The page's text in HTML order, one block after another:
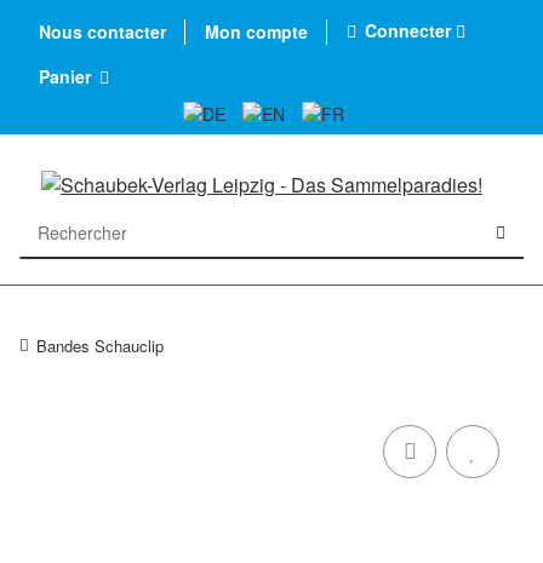
Nous contacter Mon compte
Connecter
Panier
Bandes Schauclip